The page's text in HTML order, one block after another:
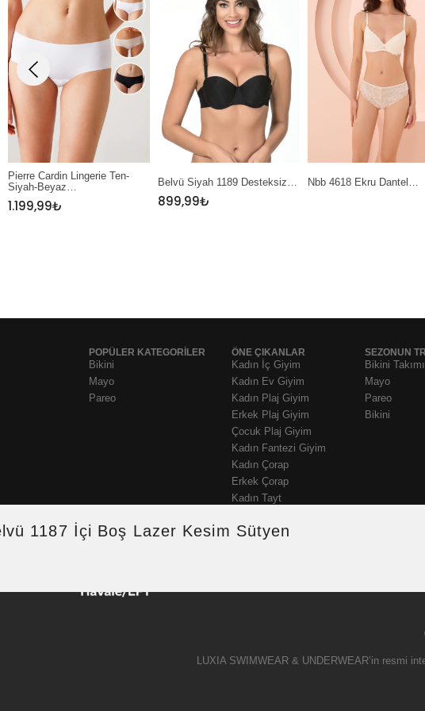
Belvü Siyah 1189 Desteksiz…
899,99₺
Nbb 4618 Ekru Dantel… Nbb 327 Ten Rengi…
1187 İçi Boş Lazer Kesim Sütyen
POPÜLER KATEGORİLER
Bikini
Mayo
Pareo
ÖNE ÇIKANLAR
Kadın İç Giyim
Kadın Ev Giyim
Kadın Plaj Giyim
Erkek Plaj Giyim
Çocuk Plaj Giyim
Kadın Fantezi Giyim
Kadın Çorap
Erkek Çorap
Kadın Tayt
SEZONUN
Bikini Takımı
Mayo
Pareo
Bikini
LUXIA SWIMWEAR & UNDERWEAR’in resmi